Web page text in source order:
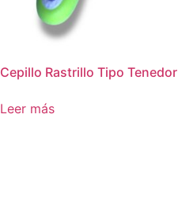
Cepillo Rastrillo Tipo Tenedor
Leer más